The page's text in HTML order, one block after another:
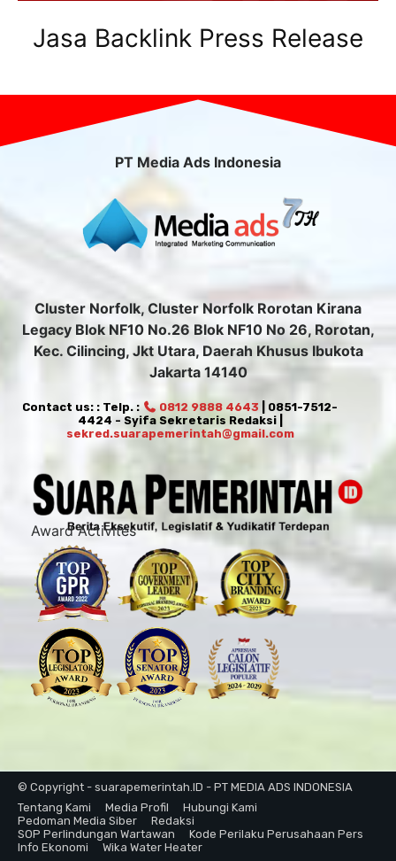
Jasa Backlink Press Release
PT Media Ads Indonesia
Cluster Norfolk, Cluster Norfolk Rorotan Kirana
Legacy Blok NF10 No.26 Blok NF10 No 26, Rorotan,
Kec. Cilincing, Jkt Utara, Daerah Khusus Ibukota
Jakarta 14140
Contact us: : Telp. : 0812 9888 4643 | 0851-7512-
4424 - Syifa Sekretaris Redaksi |
sekred.suarapemerintah@gmail.com
Award Activites
© Copyright - suarapemerintah.ID - PT MEDIA ADS INDONESIA
Tentang Kami
Media Profil
Hubungi Kami
Pedoman Media Siber
Redaksi
SOP Perlindungan Wartawan
Kode Perilaku Perusahaan Pers
Info Ekonomi
Wika Water Heater